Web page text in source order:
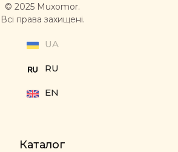
© 2025 Muxomor.
Всі права захищені.
UA
RU
EN
Каталог